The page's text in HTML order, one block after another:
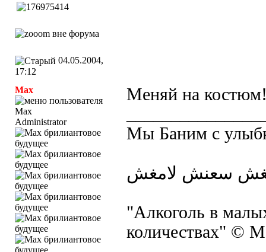
04.05.2004,
17:12
Max
Administrator
Меняй на костюм!
Мы Баним с
"Алкоголь в
количествах" ©